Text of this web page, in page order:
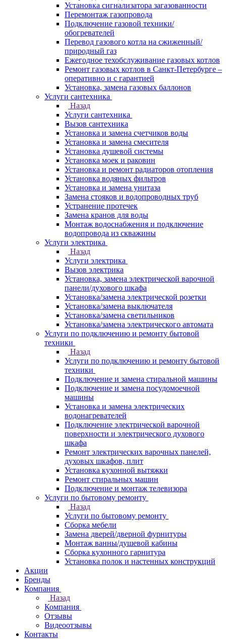
Установка сигнализатора загазованности
Перемонтаж газопровода
Подключение газовой техники/
обогревателей
Перевод газового котла на сжиженный/
природный газ
Ежегодное техобслуживание газовых котлов
Ремонт газовых котлов в Санкт-Петербурге –
оперативно и с гарантией
Установка, замена газовых баллонов
Услуги сантехника
Назад
Услуги сантехника
Вызов сантехника
Установка и замена счетчиков воды
Установка и замена смесителя
Установка душевой системы
Установка моек и раковин
Установка и ремонт радиаторов отопления
Установка водяных фильтров
Установка и замена унитаза
Замена стояков и водопроводных труб
Устранение протечек
Замена кранов для воды
Монтаж водоснабжения и подключение
водопровода из скважины
Услуги электрика
Назад
Услуги электрика
Вызов электрика
Установка, замена электрической варочной
панели/духового шкафа
Установка/замена электрической розетки
Установка/замена выключателя
Установка/замена светильников
Установка/замена электрического автомата
Услуги по подключению и ремонту бытовой
техники
Назад
Услуги по подключению и ремонту бытовой
техники
Подключение и замена стиральной машины
Подключение и замена посудомоечной
машины
Установка и замена электрических
водонагревателей
Подключение электрической варочной
поверхности и электрического духового
шкафа
Ремонт электрических варочных панелей,
духовых шкафов, плит
Установка кухонной вытяжки
Ремонт стиральных машин
Подключение и монтаж телевизора
Услуги по бытовому ремонту
Назад
Услуги по бытовому ремонту
Сборка мебели
Замена дверей/дверной фурнитуры
Монтаж ванны/душевой кабины
Сборка кухонного гарнитура
Установка полок и настенных конструкций
Акции
Бренды
Компания
Назад
Компания
Отзывы
Видеоотзывы
Контакты